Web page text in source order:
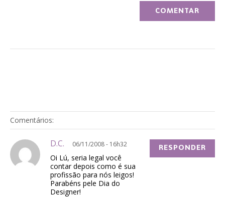
Comentários:
D.C. 06/11/2008 - 16h32
Oi Lú, seria legal você
contar depois como é sua
profissão para nós leigos!
Parabéns pele Dia do
Designer!
RESPONDER